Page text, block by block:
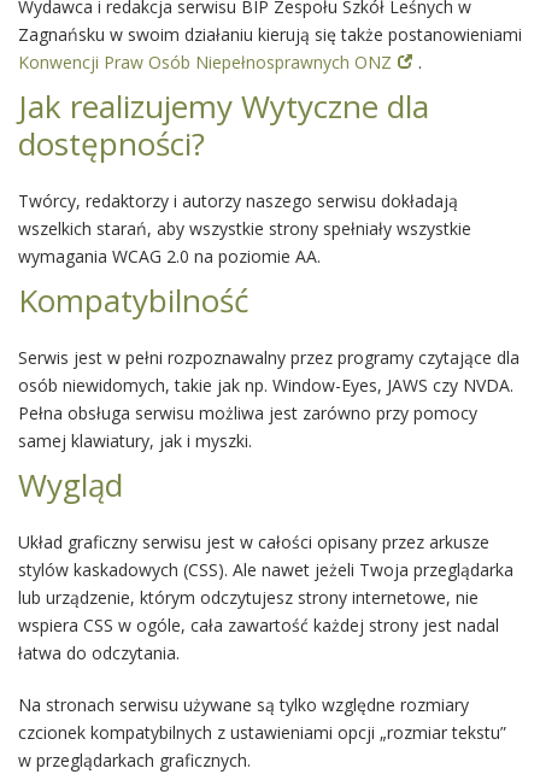
Wydawca i redakcja serwisu BIP Zespołu Szkół Leśnych w
Zagnańsku w swoim działaniu kierują się także postanowieniami
Konwencji Praw Osób Niepełnosprawnych ONZ
.
Jak realizujemy Wytyczne dla
dostępności?
Twórcy, redaktorzy i autorzy naszego serwisu dokładają
wszelkich starań, aby wszystkie strony spełniały wszystkie
wymagania WCAG 2.0 na poziomie AA.
Kompatybilność
Serwis jest w pełni rozpoznawalny przez programy czytające dla
osób niewidomych, takie jak np. Window-Eyes, JAWS czy NVDA.
Pełna obsługa serwisu możliwa jest zarówno przy pomocy
samej klawiatury, jak i myszki.
Wygląd
Układ graficzny serwisu jest w całości opisany przez arkusze
stylów kaskadowych (CSS). Ale nawet jeżeli Twoja przeglądarka
lub urządzenie, którym odczytujesz strony internetowe, nie
wspiera CSS w ogóle, cała zawartość każdej strony jest nadal
łatwa do odczytania.
Na stronach serwisu używane są tylko względne rozmiary
czcionek kompatybilnych z ustawieniami opcji „rozmiar tekstu”
w przeglądarkach graficznych.